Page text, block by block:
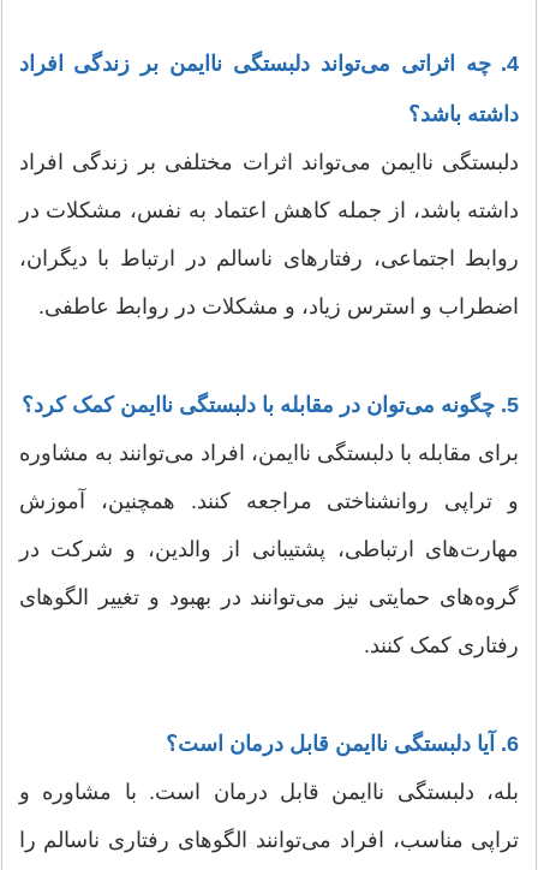
4. چه اثراتی می‌تواند دلبستگی ناایمن بر زندگی افراد
داشته باشد؟
دلبستگی ناایمن می‌تواند اثرات مختلفی بر زندگی افراد
داشته باشد، از جمله کاهش اعتماد به نفس، مشکلات در
روابط اجتماعی، رفتارهای ناسالم در ارتباط با دیگران،
اضطراب و استرس زیاد، و مشکلات در روابط عاطفی.
5. چگونه می‌توان در مقابله با دلبستگی ناایمن کمک کرد؟
برای مقابله با دلبستگی ناایمن، افراد می‌توانند به مشاوره
و تراپی روانشناختی مراجعه کنند. همچنین، آموزش
مهارت‌های ارتباطی، پشتیبانی از والدین، و شرکت در
گروه‌های حمایتی نیز می‌توانند در بهبود و تغییر الگوهای
رفتاری کمک کنند.
6. آیا دلبستگی ناایمن قابل درمان است؟
بله، دلبستگی ناایمن قابل درمان است. با مشاوره و
تراپی مناسب، افراد می‌توانند الگوهای رفتاری ناسالم را